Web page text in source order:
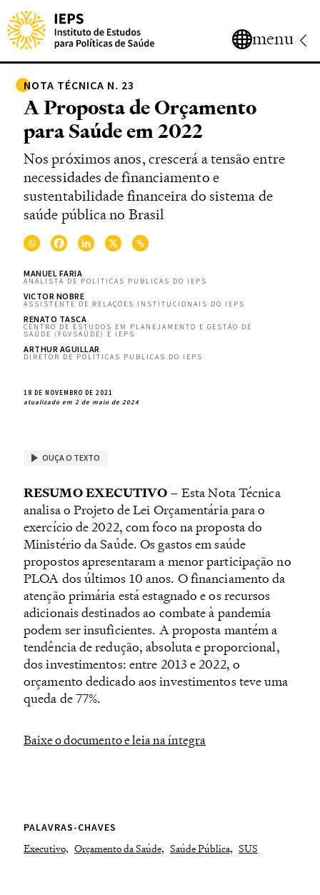
menu
NOTA TÉCNICA N. 23
A Proposta de Orçamento
para Saúde em 2022
Nos próximos anos, crescerá a tensão entre
necessidades de financiamento e
sustentabilidade financeira do sistema de
saúde pública no Brasil
MANUEL FARIA
ANALISTA DE POLÍTICAS PÚBLICAS DO IEPS
VICTOR NOBRE
ASSISTENTE DE RELAÇÕES INSTITUCIONAIS DO IEPS
RENATO TASCA
CENTRO DE ESTUDOS EM PLANEJAMENTO E GESTÃO DE
SAÚDE (FGVSAÚDE) E IEPS
ARTHUR AGUILLAR
DIRETOR DE POLÍTICAS PÚBLICAS DO IEPS
18 DE NOVEMBRO DE 2021
atualizado em 2 de maio de 2024
OUÇA O TEXTO
RESUMO EXECUTIVO– Esta Nota Técnica
analisa o Projeto de Lei Orçamentária para o
exercício de 2022, com foco na proposta do
Ministério da Saúde. Os gastos em saúde
propostos apresentaram a menor participação no
PLOA dos últimos 10 anos. O financiamento da
atenção primária está estagnado e os recursos
adicionais destinados ao combate à pandemia
podem ser insuficientes. A proposta mantém a
tendência de redução, absoluta e proporcional,
dos investimentos: entre 2013 e 2022, o
orçamento dedicado aos investimentos teve uma
queda de 77%.
Baixe o documento e leia na íntegra
PALAVRAS-CHAVES
Executivo, Orçamento da Saúde, Saúde Pública, SUS